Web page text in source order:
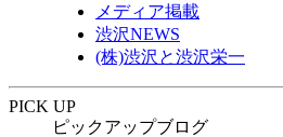
メディア掲載
渋沢NEWS
(株)渋沢と渋沢栄一
PICK UP
ピックアップブログ